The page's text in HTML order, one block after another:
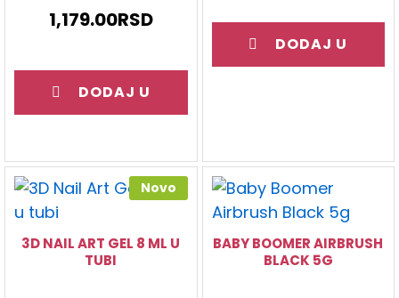
1,179.00RSD
DODAJ U
DODAJ U
Novo
3D NAIL ART GEL 8 ML U
TUBI
BABY BOOMER AIRBRUSH
BLACK 5G